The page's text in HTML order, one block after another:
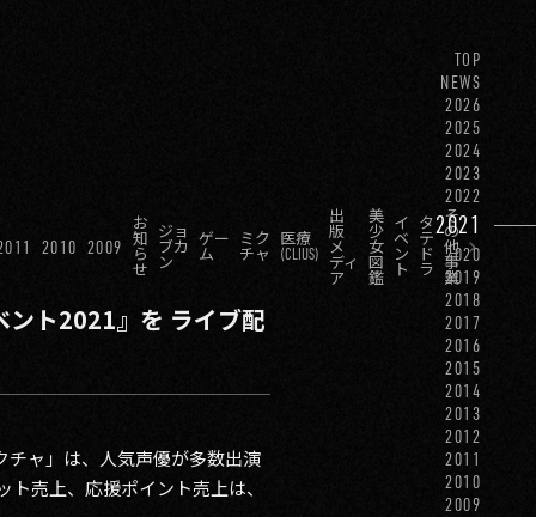
TOP
NEWS
2026
2025
2024
2023
2022
2021
2020
2019
2018
2017
2016
2015
2014
2013
2012
2011
2010
2009
2010 2009
お
知
ら
せ
ジョ
ブカ
ン
ゲー
ム
ミク
チャ
医療
(CLIUS)
出
版
メ
ディ
ア
美
少
女
図
鑑
イ
ベ
ン
ト
タ
テ
ド
ラ
そ
の
他
事
業
ント2021』を ライブ配
ャ」は、人気声優が多数出演
売上、応援ポイント売上は、